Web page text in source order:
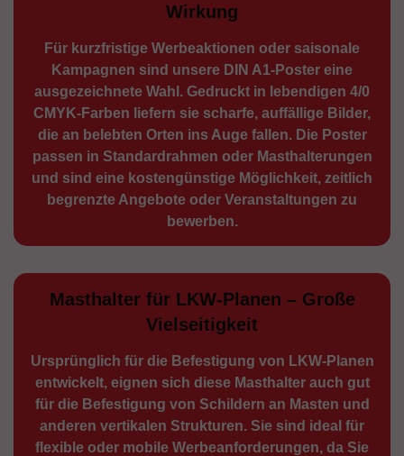
Wirkung
Für kurzfristige Werbe­aktionen oder saisonale
Kampagnen sind unsere DIN A1-Poster eine
ausge­zeichnete Wahl. Gedruckt in lebendigen 4/0
CMYK-Farben liefern sie scharfe, auffällige Bilder,
die an belebten Orten ins Auge fallen. Die Poster
passen in Standardrahmen oder Masthalterungen
und sind eine kostengünstige Möglichkeit, zeitlich
begrenzte Angebote oder Veranstaltungen zu
bewerben.
Masthalter für LKW-Planen – Große
Vielseitigkeit
Ursprünglich für die Be­festigung von LKW-Planen
entwickelt, eignen sich diese Masthalter auch gut
für die Befestigung von Schildern an Masten und
anderen vertikalen Strukturen. Sie sind ideal für
flexible oder mobile Werbean­forderungen, da Sie